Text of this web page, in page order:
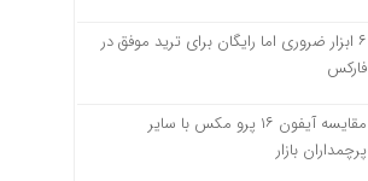
۶ ابزار ضروری اما رایگان برای ترید موفق در
فارکس
مقایسه آیفون ۱۶ پرو مکس با سایر
پرچمداران بازار